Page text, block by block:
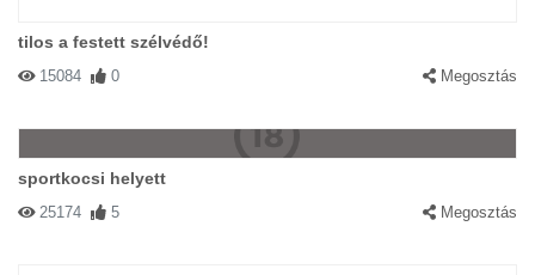
tilos a festett szélvédő!
15084 0 Megosztás
sportkocsi helyett
25174 5 Megosztás